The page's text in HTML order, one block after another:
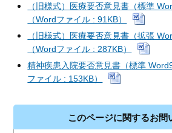
（旧様式）医療要否意見書（標準
（Wordファイル : 91KB）
（旧様式）医療要否意見書（拡張
（Wordファイル : 287KB）
精神疾患入院要否意見書（標準
ファイル : 153KB）
このページに関するお問